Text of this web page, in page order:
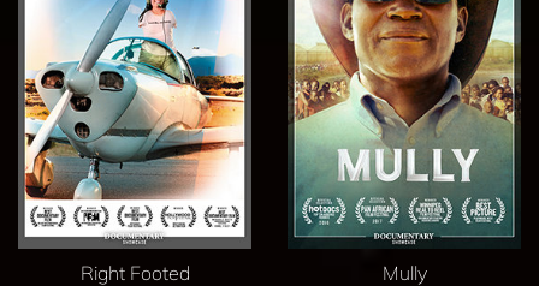
Right Footed Mully